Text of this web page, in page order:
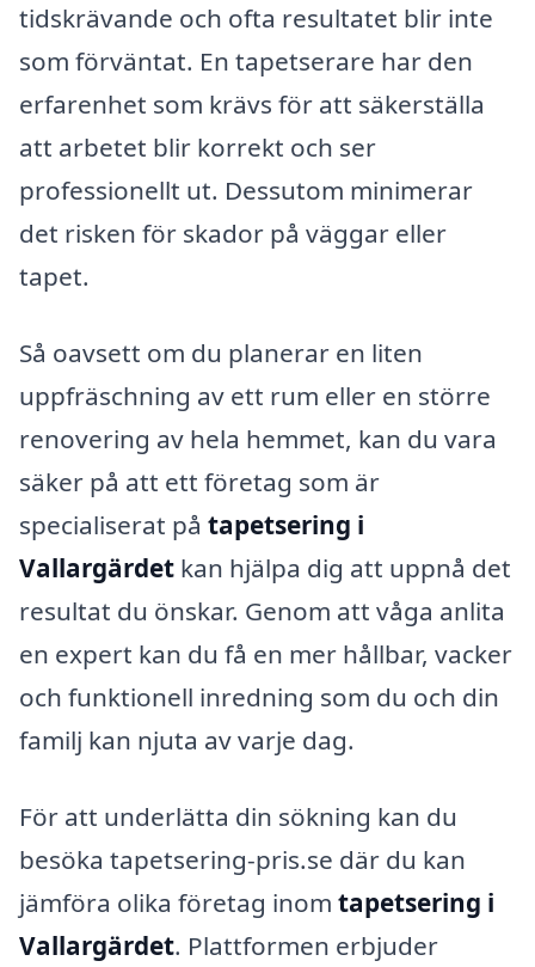
tidskrävande och ofta resultatet blir inte
som förväntat. En tapetserare har den
erfarenhet som krävs för att säkerställa
att arbetet blir korrekt och ser
professionellt ut. Dessutom minimerar
det risken för skador på väggar eller
tapet.
Så oavsett om du planerar en liten
uppfräschning av ett rum eller en större
renovering av hela hemmet, kan du vara
säker på att ett företag som är
specialiserat på tapetsering i
Vallargärdet kan hjälpa dig att uppnå det
resultat du önskar. Genom att våga anlita
en expert kan du få en mer hållbar, vacker
och funktionell inredning som du och din
familj kan njuta av varje dag.
För att underlätta din sökning kan du
besöka tapetsering-pris.se där du kan
jämföra olika företag inom tapetsering i
Vallargärdet. Plattformen erbjuder